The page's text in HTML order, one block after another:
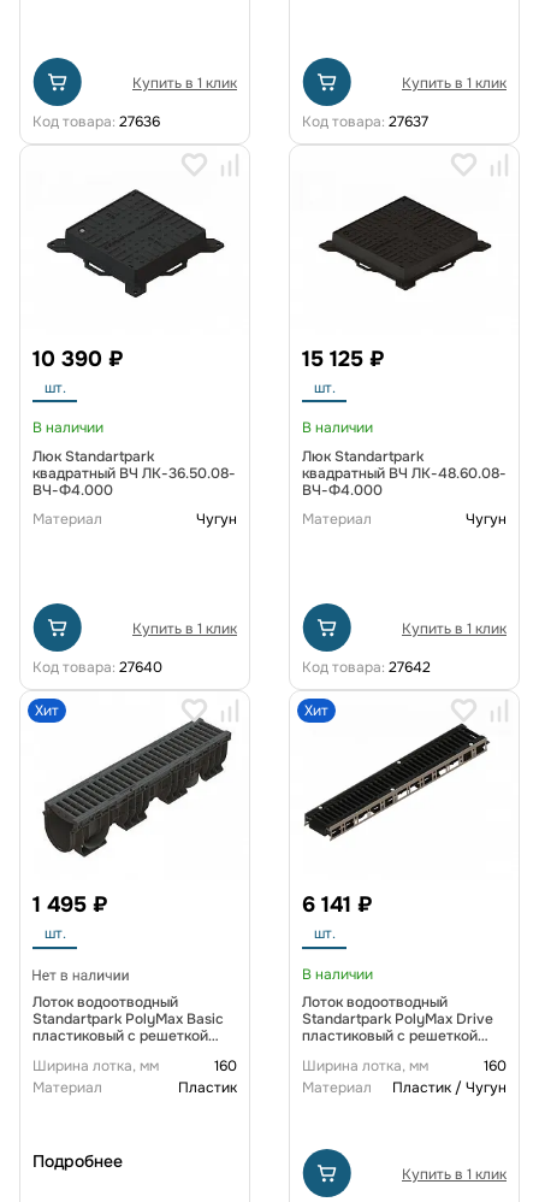
Купить в 1 клик
Код товара: 27636
Купить в 1 клик
Код товара: 27637
10 390 ₽
шт.
В наличии
Люк Standartpark
квадратный ВЧ ЛК-36.50.08-
ВЧ-Ф4.000
Материал
Чугун
Купить в 1 клик
Код товара: 27640
15 125 ₽
шт.
В наличии
Люк Standartpark
квадратный ВЧ ЛК-48.60.08-
ВЧ-Ф4.000
Материал
Чугун
Купить в 1 клик
Код товара: 27642
Хит
1 495 ₽
шт.
Лоток водоотводный
Standartpark PolyMax Basic
пластиковый с решеткой
(к-т) 08020811-М
Ширина лотка, мм
160
Материал
Пластик
Подробнее
Хит
6 141 ₽
шт.
В наличии
Лоток водоотводный
Standartpark PolyMax Drive
пластиковый с решеткой
(комплект) 0805033-М
Ширина лотка, мм
160
Материал
Пластик / Чугун
Купить в 1 клик